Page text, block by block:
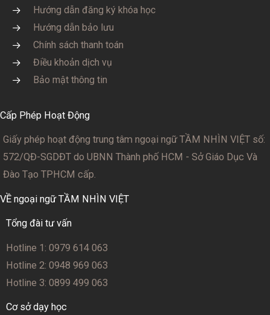
Hướng dẫn đăng ký khóa học
Hướng dẫn bảo lưu
Chính sách thanh toán
Điều khoản dịch vụ
Bảo mật thông tin
Cấp Phép Hoạt Động
Giấy phép hoạt động trung tâm ngoại ngữ TẦM NHÌN VIỆT số:
572/QĐ-SGDĐT do UBNN Thành phố HCM - Sở Giáo Dục Và
Đào Tạo TPHCM cấp.
VỀ ngoại ngữ TẦM NHÌN VIỆT
Tổng đài tư vấn
Hotline 1: 0979 614 063
Hotline 2: 0948 969 063
Hotline 3: 0899 499 063
Cơ sở dạy học